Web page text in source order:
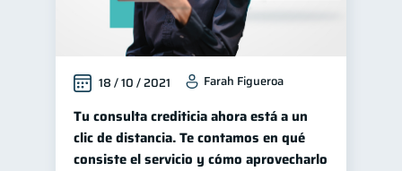
18 / 10 / 2021 Farah Figueroa
Tu consulta crediticia ahora está a un
clic de distancia. Te contamos en qué
consiste el servicio y cómo aprovecharlo